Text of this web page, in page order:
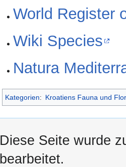
World Register
Wiki Species
Natura
Kategorien: Kroatiens Fauna und
Diese Seite wurde
bearbeitet.